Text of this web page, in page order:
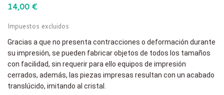
14,00 €
Impuestos excluidos
Gracias a que no presenta contracciones o deformación durante
su impresión, se pueden fabricar objetos de todos los tamaños
con facilidad, sin requerir para ello equipos de impresión
cerrados, además, las piezas impresas resultan con un acabado
translúcido, imitando al cristal.